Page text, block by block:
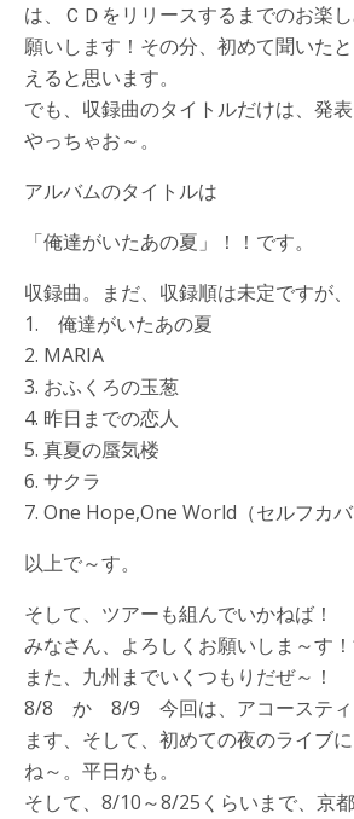
は、ＣＤをリリースするまでのお楽
願いします！その分、初めて聞いた
えると思います。
でも、収録曲のタイトルだけは、発
やっちゃお～。
アルバムのタイトルは
「俺達がいたあの夏」！！です。
収録曲。まだ、収録順は未定ですが、
1. 俺達がいたあの夏
2. MARIA
3. おふくろの玉葱
4. 昨日までの恋人
5. 真夏の蜃気楼
6. サクラ
7. One Hope,One World（セルフカバ
以上で～す。
そして、ツアーも組んでいかねば！
みなさん、よろしくお願いしま～す！
また、九州までいくつもりだぜ～！
8/8 か 8/9 今回は、アコースティ
ます、そして、初めての夜のライブ
ね～。平日かも。
そして、8/10～8/25くらいまで、京